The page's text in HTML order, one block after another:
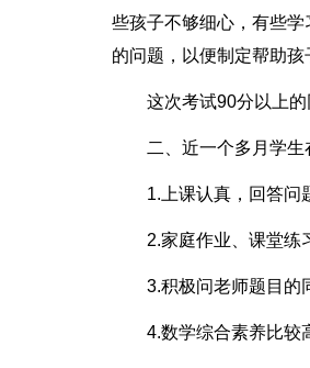
些孩子不够细心，有些
的问题，以便制定帮助孩
这次考试90分以上的
二、近一个多月学
1.上课认真，回答问
2.家庭作业、课堂练
3.积极问老师题目的
4.数学综合素养比较